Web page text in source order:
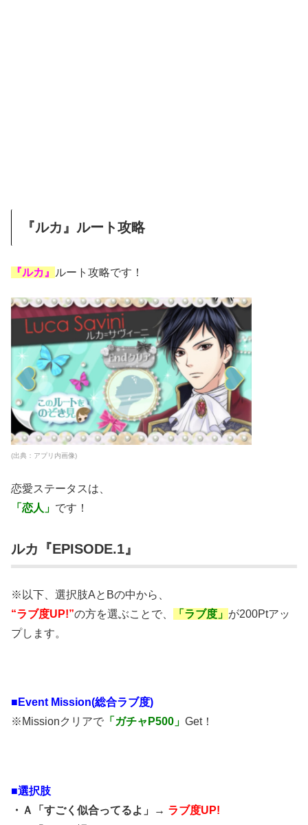
『ルカ』ルート攻略
『ルカ』 ルート攻略です！
(出典：アプリ内画像)
恋愛ステータスは、
「恋人」 です！
ルカ『EPISODE.1』
※以下、選択肢AとBの中から、
“ラブ度UP!”の方を選ぶことで、 「ラブ度」 が200Ptアッ
プします。
■ Event Mission(総合ラブ度)
※Missionクリアで 「ガチャP500」 Get！
■選択肢
・Ａ「すごく似合ってるよ」→ ラブ度UP!